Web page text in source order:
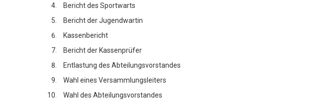
Bericht des Sportwarts
Bericht der Jugendwartin
Kassenbericht
Bericht der Kassenprüfer
Entlastung des Abteilungsvorstandes
Wahl eines Versammlungsleiters
Wahl des Abteilungsvorstandes